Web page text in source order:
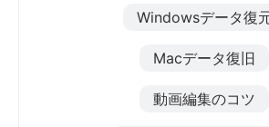
Windowsデータ復
Macデータ復旧
動画編集のコツ